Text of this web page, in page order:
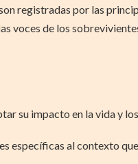
registradas por las
voces de los
su impacto en la vida y los
específicas al contexto que